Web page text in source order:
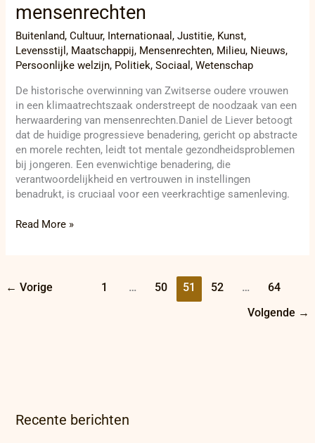
mensenrechten
Buitenland,Cultuur, Internationaal,Justitie, Kunst,
Levensstijl, Maatschappij, Mensenrechten, Milieu, Nieuws,
Persoonlijke welzijn, Politiek,Sociaal,Wetenschap
De historische overwinning van Zwitserse oudere vrouwen
in een klimaatrechtszaak onderstreept de noodzaak van een
herwaardering van mensenrechten.Daniel de Liever betoogt
dat de huidige progressieve benadering, gericht op abstracte
en morele rechten, leidt tot mentale gezondheidsproblemen
bij jongeren. Een evenwichtige benadering, die
verantwoordelijkheid en vertrouwen in instellingen
benadrukt, is cruciaal voor een veerkrachtige samenleving.
Read More »
← Vorige 1 … 50 51 52 … 64
Volgende →
Recente berichten